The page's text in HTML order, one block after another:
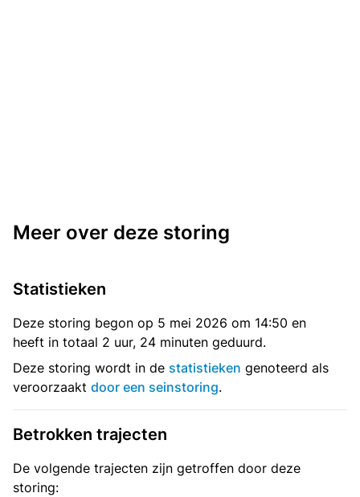
Meer over deze storing
Statistieken
Deze storing begon op 5 mei 2026 om 14:50 en
heeft in totaal 2 uur, 24 minuten geduurd.
Deze storing wordt in de statistieken genoteerd als
veroorzaakt door een seinstoring.
Betrokken trajecten
De volgende trajecten zijn getroffen door deze
storing: